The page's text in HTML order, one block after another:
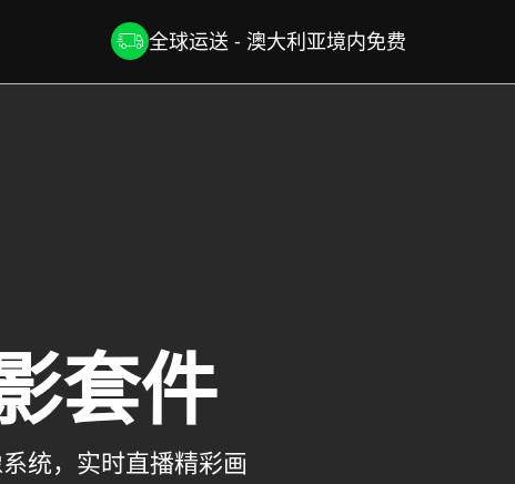
全球运送 - 澳大利亚境内免费
套件
统，实时直播精彩画